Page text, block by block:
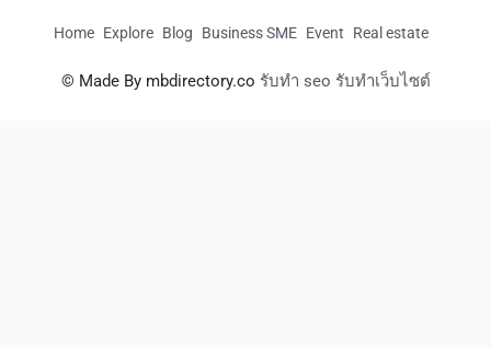
Home Explore Blog Business SME Event Real estate
© Made By mbdirectory.co รับทำ seo รับทำเว็บไซต์